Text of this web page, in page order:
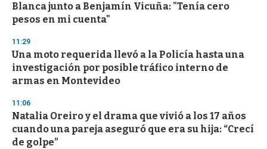
Blanca junto a Benjamín Vicuña: "Tenía cero
pesos en mi cuenta"
11:29
Una moto requerida llevó a la Policía hasta una
investigación por posible tráfico interno de
armas en Montevideo
11:06
Natalia Oreiro y el drama que vivió a los 17 años
cuando una pareja aseguró que era su hija: “Crecí
de golpe”